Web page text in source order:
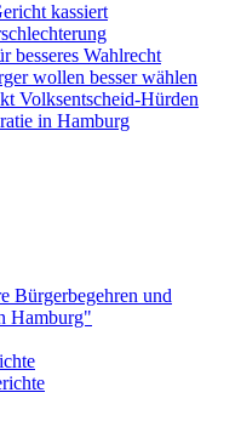
kassiert
besseres Wahlrecht
wollen besser wählen
Volksentscheid-Hürden
in Hamburg
Bürgerbegehren und
Hamburg"